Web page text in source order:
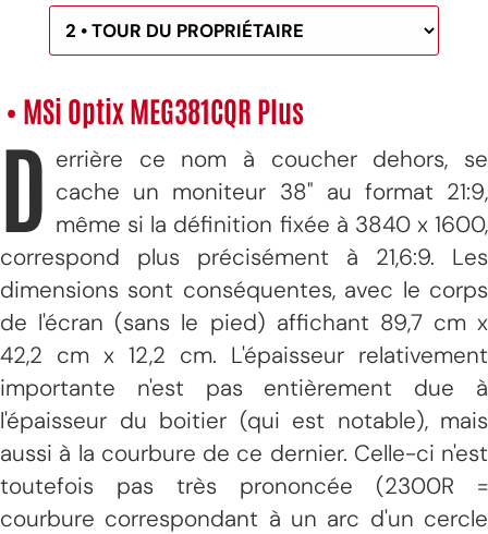
• MSi Optix MEG381CQR Plus
D errière ce nom à coucher dehors, se
cache un moniteur 38" au format 21:9,
même si la définition fixée à 3840 x 1600,
correspond plus précisément à 21,6:9. Les
dimensions sont conséquentes, avec le corps
de l'écran (sans le pied) affichant 89,7 cm x
42,2 cm x 12,2 cm. L'épaisseur relativement
importante n'est pas entièrement due à
l'épaisseur du boitier (qui est notable), mais
aussi à la courbure de ce dernier. Celle-ci n'est
toutefois pas très prononcée (2300R =
courbure correspondant à un arc d'un cercle